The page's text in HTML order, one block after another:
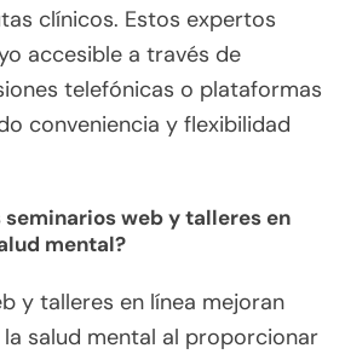
clínicos. Estos expertos
accesible a través de
telefónicas o plataformas
conveniencia y flexibilidad
seminarios web y talleres en
mental?
y talleres en línea mejoran
salud mental al proporcionar